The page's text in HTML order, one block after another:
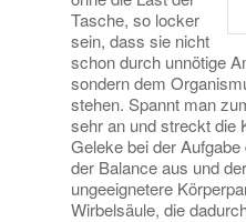
Tasche, so locker
sein, dass sie nicht
schon durch unnötige
sondern dem
stehen. Spannt man
sehr an und streckt die
Geleke bei der
der Balance aus und
ungeeignetere
Wirbelsäule, die